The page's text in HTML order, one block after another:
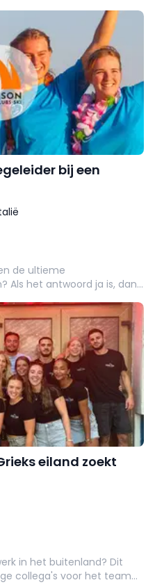
bij een
de ultieme
Als het antwoord ja is, dan
eiland zoekt
in het buitenland? Dit
collega's voor het team